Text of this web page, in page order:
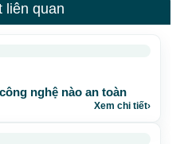
liên quan
nghệ nào an toàn
Xem chi tiết›